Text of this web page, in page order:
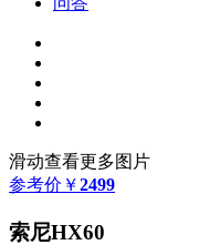
滑动查看更多图片
参考价 ￥2499
索尼HX60